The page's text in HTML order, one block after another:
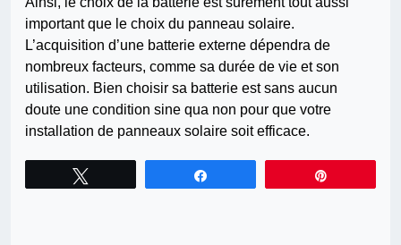
important que le choix du panneau solaire.
L’acquisition d’une batterie externe dépendra de
nombreux facteurs, comme sa durée de vie et son
utilisation. Bien choisir sa batterie est sans aucun
doute une condition sine qua non pour que votre
installation de panneaux solaire soit efficace.